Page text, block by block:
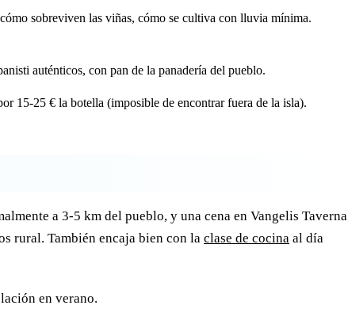
sobreviven las viñas, cómo se cultiva con lluvia mínima.
auténticos, con pan de la panadería del pueblo.
15-25 € la botella (imposible de encontrar fuera de la isla).
a 3-5 km del pueblo, y una cena en Vangelis Taverna
rural. También encaja bien con la clase de cocina al día
en verano.